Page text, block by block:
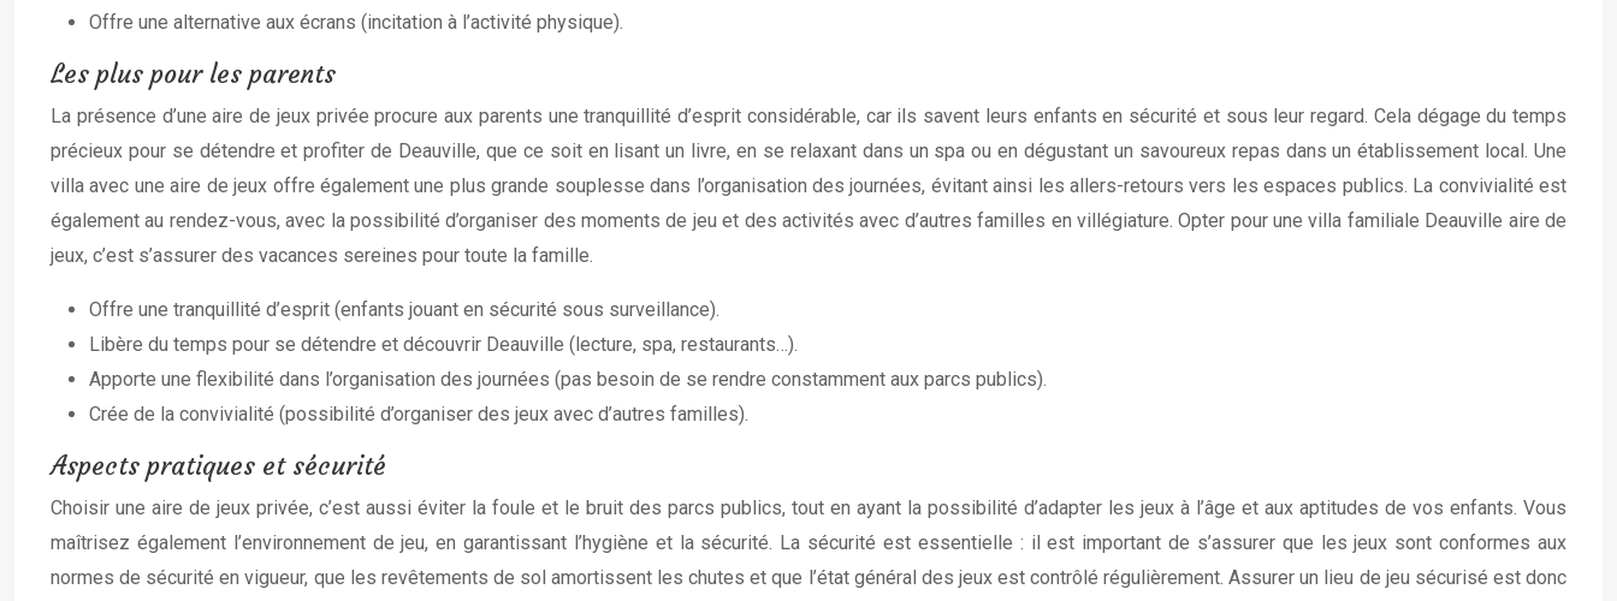
Offre une alternative aux écrans (incitation à l’activité physique).
Les plus pour les parents
La présence d’une aire de jeux privée procure aux parents une tranquillité d’esprit considérable, car ils savent leurs enfants en sécurité et sous leur regard. Cela dégage du temps
précieux pour se détendre et profiter de Deauville, que ce soit en lisant un livre, en se relaxant dans un spa ou en dégustant un savoureux repas dans un établissement local. Une
villa avec une aire de jeux offre également une plus grande souplesse dans l’organisation des journées, évitant ainsi les allers-retours vers les espaces publics. La convivialité est
également au rendez-vous, avec la possibilité d’organiser des moments de jeu et des activités avec d’autres familles en villégiature. Opter pour une villa familiale Deauville aire de
jeux, c’est s’assurer des vacances sereines pour toute la famille.
Offre une tranquillité d’esprit (enfants jouant en sécurité sous surveillance).
Libère du temps pour se détendre et découvrir Deauville (lecture, spa, restaurants…).
Apporte une flexibilité dans l’organisation des journées (pas besoin de se rendre constamment aux parcs publics).
Crée de la convivialité (possibilité d’organiser des jeux avec d’autres familles).
Aspects pratiques et sécurité
Choisir une aire de jeux privée, c’est aussi éviter la foule et le bruit des parcs publics, tout en ayant la possibilité d’adapter les jeux à l’âge et aux aptitudes de vos enfants. Vous
maîtrisez également l’environnement de jeu, en garantissant l’hygiène et la sécurité. La sécurité est essentielle : il est important de s’assurer que les jeux sont conformes aux
normes de sécurité en vigueur, que les revêtements de sol amortissent les chutes et que l’état général des jeux est contrôlé régulièrement. Assurer un lieu de jeu sécurisé est donc